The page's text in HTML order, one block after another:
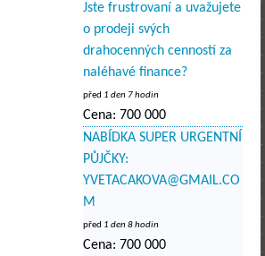
Jste frustrovaní a uvažujete
o prodeji svých
drahocenných cenností za
naléhavé finance?
před 1 den 7 hodin
Cena: 700 000
NABÍDKA SUPER URGENTNÍ
PŮJČKY:
YVETACAKOVA@GMAIL.CO
M
před 1 den 8 hodin
Cena: 700 000